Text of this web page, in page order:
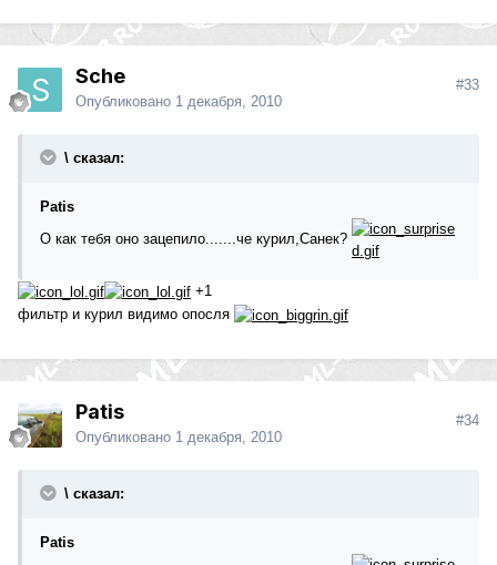
Sche
Опубликовано 1 декабря, 2010
#33
\ сказал:
Patis
О как тебя оно зацепило.......че курил,Санек?
+1
фильтр и курил видимо опосля
Patis
Опубликовано 1 декабря, 2010
#34
\ сказал:
Patis